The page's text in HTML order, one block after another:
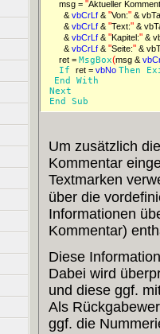
msg = "Aktueller
& vbCrLf & "Von:"
& vbCrLf & "Text:"
& vbCrLf & "Kapitel:" &
& vbCrLf & "Seite:" &
ret = MsgBox(msg &
If ret = vbNo Then
End With
Next
End Sub
Um zusätzlich
Kommentar
Textmarken
über die
Informationen
Kommentar)
Diese
Dabei wird
und diese ggf.
Als
ggf. die